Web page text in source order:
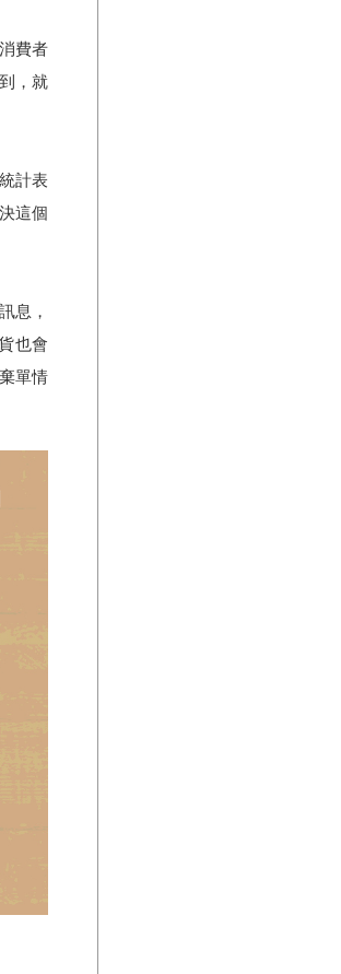
費者
，就
計表
這個
息，
也會
單情